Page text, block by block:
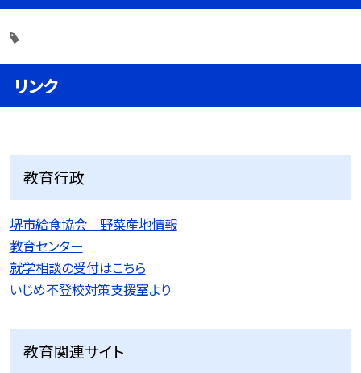
リンク
教育行政
堺市給食協会 野菜産地情報
教育センター
就学相談の受付はこちら
いじめ不登校対策支援室より
教育関連サイト